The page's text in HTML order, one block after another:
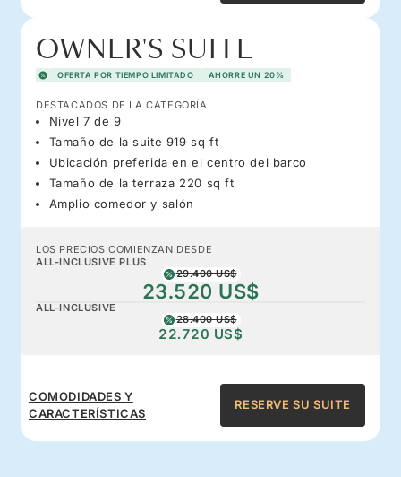
OWNER'S SUITE
OFERTA POR TIEMPO LIMITADO AHORRE UN 20%
DESTACADOS DE LA CATEGORÍA
Nivel 7 de 9
Tamaño de la suite 919 sq ft
Ubicación preferida en el centro del barco
Tamaño de la terraza 220 sq ft
Amplio comedor y salón
LOS PRECIOS COMIENZAN DESDE
ALL-INCLUSIVE PLUS
29.400 US$
23.520 US$
ALL-INCLUSIVE
28.400 US$
22.720 US$
COMODIDADES Y
CARACTERÍSTICAS
RESERVE SU SUITE